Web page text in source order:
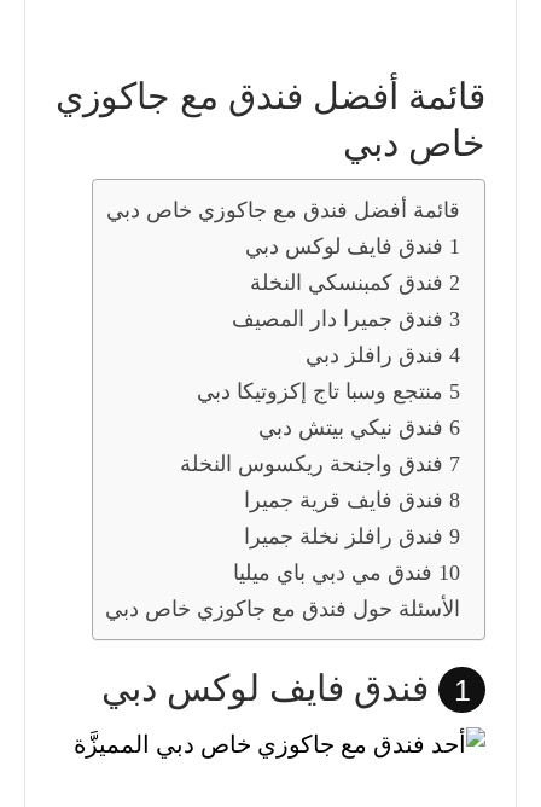
قائمة أفضل فندق مع جاكوزي
خاص دبي
قائمة أفضل فندق مع جاكوزي خاص دبي
1 فندق فايف لوكس دبي
2 فندق كمبنسكي النخلة
3 فندق جميرا دار المصيف
4 فندق رافلز دبي
5 منتجع وسبا تاج إكزوتيكا دبي
6 فندق نيكي بيتش دبي
7 فندق واجنحة ريكسوس النخلة
8 فندق فايف قرية جميرا
9 فندق رافلز نخلة جميرا
10 فندق مي دبي باي ميليا
الأسئلة حول فندق مع جاكوزي خاص دبي
1 فندق فايف لوكس دبي